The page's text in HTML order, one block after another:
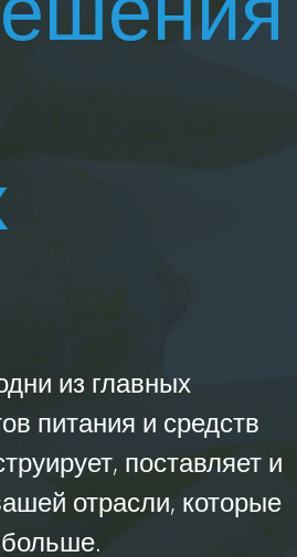
из главных
питания и средств
поставляет и
отрасли, которые